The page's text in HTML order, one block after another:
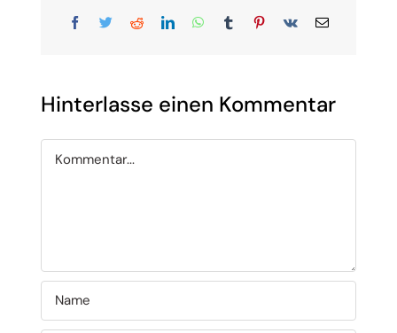
Facebook
TwitterRedditLinkedInWhatsApp
TumblrPinterest
Vk
E-
Hinterlasse einen Kommentar
Kommentar